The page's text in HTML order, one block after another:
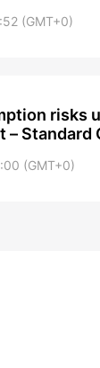
(GMT+0)
risks
– Standard
(GMT+0)